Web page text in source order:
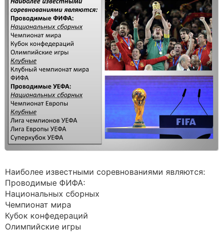
Наиболее известными соревнованиями являются:
Проводимые ФИФА:
Национальных сборных
Чемпионат мира
Кубок конфедераций
Олимпийские игры